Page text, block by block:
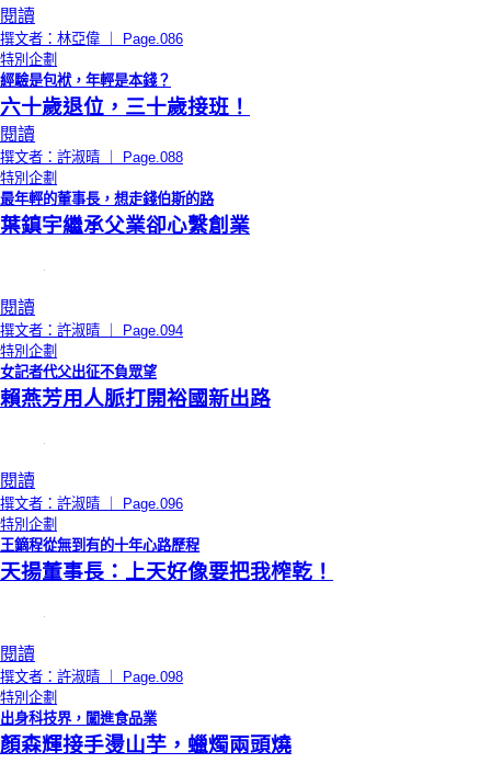
閱讀
撰文者：林亞偉 ｜ Page.086
特別企劃
經驗是包袱，年輕是本錢？
六十歲退位，三十歲接班！
閱讀
撰文者：許淑晴 ｜ Page.088
特別企劃
最年輕的董事長，想走錢伯斯的路
葉鎮宇繼承父業卻心繫創業
閱讀
撰文者：許淑晴 ｜ Page.094
特別企劃
女記者代父出征不負眾望
賴燕芳用人脈打開裕國新出路
閱讀
撰文者：許淑晴 ｜ Page.096
特別企劃
王鏑程從無到有的十年心路歷程
天揚董事長：上天好像要把我榨乾！
閱讀
撰文者：許淑晴 ｜ Page.098
特別企劃
出身科技界，闖進食品業
顏森輝接手燙山芋，蠟燭兩頭燒